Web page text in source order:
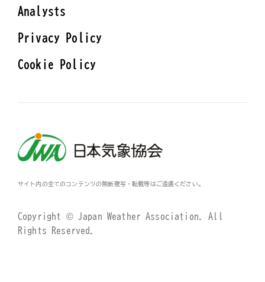
Analysts
Privacy Policy
Cookie Policy
Copyright © Japan Weather Association. All
Rights Reserved.
サイト内の全てのコンテンツの無断複写・転載等はご遠慮ください。